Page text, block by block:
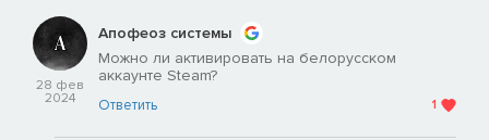
28 фев
2024
Апофеоз системы
Можно ли активировать на белорусском
аккаунте Steam?
Ответить 1